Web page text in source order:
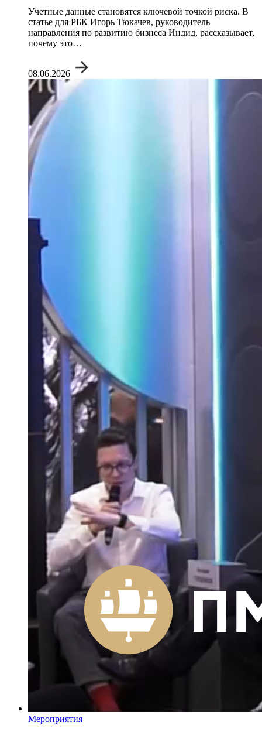
Учетные данные становятся ключевой точкой риска. В
статье для РБК Игорь Тюкачев, руководитель
направления по развитию бизнеса Индид, рассказывает,
почему это…
08.06.2026
Мероприятия